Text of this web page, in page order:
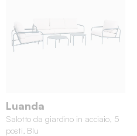
Luanda
Salotto da giardino in acciaio, 5
posti, Blu